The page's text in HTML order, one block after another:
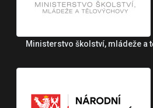
Ministerstvo školství, mládeže a